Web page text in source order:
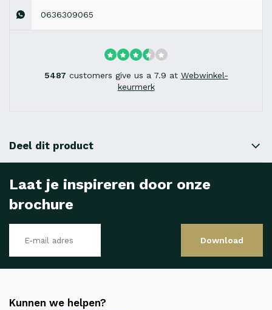
0636309065
5487 customers give us a 7.9 at Webwinkel-
keurmerk
Deel dit product
Laat je inspireren door onze
brochure
Download
Kunnen we helpen?